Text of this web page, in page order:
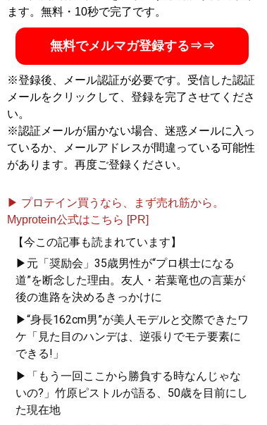
ます。無料・10秒で完了です。
無料でメルマガ登録する⇒⇒
※登録後、メール認証が必要です。受信した認証
メールをクリックして、登録を完了させてくださ
い。
※認証メールが届かない場合、迷惑メールに入っ
ているか、メールアドレスが間違っている可能性
があります。再度ご登録ください。
▶ プロテイン買うなら、まず売れ筋から。
Myprotein公式はこちら [PR]
【今この記事も読まれています】
▶元「奨励会」35歳男性が“プロ棋士になる
道”を断念した理由。友人・若葉竜也の言葉が
後の進路を決めるきっかけに
▶“身長162cm男”が美人モデルと交際できたワ
ケ「見た目のハンデは、逆張りでモテ要素に
できる!」
▶「もう一回ここから勝負する時なんじゃな
いの?」竹原ピストルが語る、50歳を目前にし
た現在地